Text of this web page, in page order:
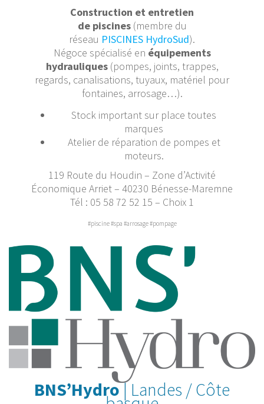
Construction et entretien
de piscines(membre du
réseau PISCINES HydroSud).
Négoce spécialisé en équipements
hydrauliques(pompes, joints, trappes,
regards, canalisations, tuyaux, matériel pour
fontaines, arrosage…).
Stock important sur place toutes
marques
Atelier de réparation de pompes et
moteurs.
119 Route du Houdin – Zone d’Activité
Économique Arriet – 40230 Bénesse-Maremne
Tél : 05 58 72 52 15 – Choix 1
#piscine #spa #arrosage #pompage
BNS’Hydro| Landes / Côte